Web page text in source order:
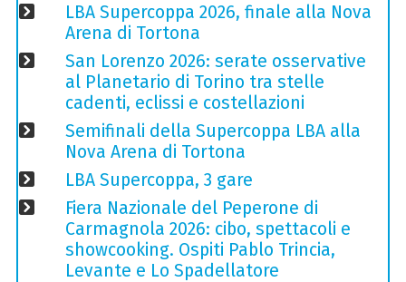
LBA Supercoppa 2026, finale alla Nova
Arena di Tortona
San Lorenzo 2026: serate osservative
al Planetario di Torino tra stelle
cadenti, eclissi e costellazioni
Semifinali della Supercoppa LBA alla
Nova Arena di Tortona
LBA Supercoppa, 3 gare
Fiera Nazionale del Peperone di
Carmagnola 2026: cibo, spettacoli e
showcooking. Ospiti Pablo Trincia,
Levante e Lo Spadellatore